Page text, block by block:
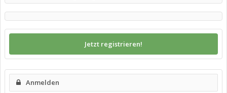
Jetzt registrieren!
Anmelden